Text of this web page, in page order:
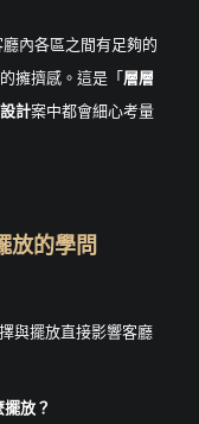
內各區之間有足夠的
擁擠感。這是「層層
計案中都會細心考量
放的學問
與擺放直接影響客廳
放？